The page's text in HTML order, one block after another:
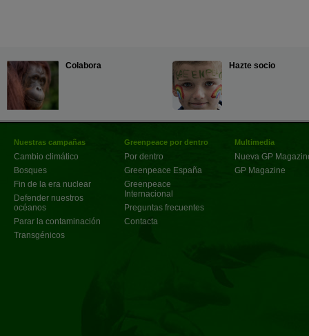
Colabora Hazte socio
Nuestras campañas
Cambio climático
Bosques
Fin de la era nuclear
Defender nuestros
océanos
Parar la contaminación
Transgénicos
Greenpeace por dentro
Por dentro
Greenpeace España
Greenpeace
Internacional
Preguntas frecuentes
Contacta
Multimedia
Nueva GP
GP Magazine